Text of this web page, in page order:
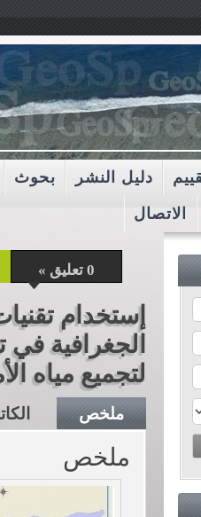
دليل النشر بحوث
الاتصال
0 تعليق »
إستخدام
الجغرافية في
لتجميع مياه
ملخص
ملخص